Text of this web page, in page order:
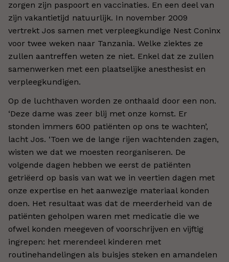
zorgen zijn paspoort en vaccinaties. En een deel van
zijn vakantietijd natuurlijk. In november 2009
vertrekt Jos samen met verpleegkundige Nest Coninx
voor twee weken naar Tanzania. Welke ziektes ze
zullen aantreffen weten ze niet. Enkel dat ze zullen
samenwerken met een plaatselijke anesthesist en
verpleegkundigen.
Op de luchthaven worden ze onthaald door een non.
‘Deze dame was zeer blij met onze komst. Er
stonden immers 600 patiënten op ons te wachten’,
lacht Jos. ‘Toen we de lange rijen wachtenden zagen,
wisten we dat we moesten reorganiseren. De
volgende dagen hebben we eerst de patiënten
getriëerd op basis van wat we in veertien dagen met
onze expertise en het aanwezige materiaal konden
doen. Het resultaat was dat de meerderheid van de
patiënten geholpen waren met medicatie die we
ofwel konden meegeven of voorschrijven en vijftig
ingrepen: het merendeel kinderen met
routinehandelingen als buisjes steken en amandelen